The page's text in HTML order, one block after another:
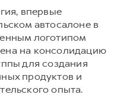
клиентам
GWM Fleet
клиентов
впервые
автосалоне в
логотипом
на консолидацию
для создания
продуктов и
опыта.